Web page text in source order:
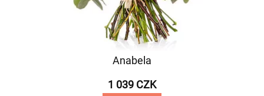
Anabela
1 039 CZK